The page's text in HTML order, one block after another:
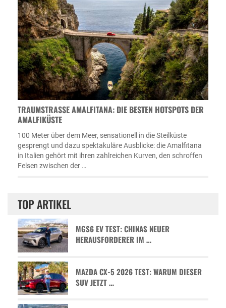
TRAUMSTRASSE AMALFITANA: DIE BESTEN HOTSPOTS DER A
MALFIKÜSTE
100 Meter über dem Meer, sensationell in die Steilküste
gesprengt und dazu spektakuläre Ausblicke: die Amalfitana
in Italien gehört mit ihren zahlreichen Kurven, den schroffen
Felsen zwischen der …
TOP ARTIKEL
MGS6 EV TEST: CHINAS NEUER
HERAUSFORDERER IM …
MAZDA CX-5 2026 TEST: WARUM DIESER
SUV JETZT …